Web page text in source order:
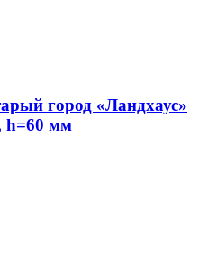
город «Ландхаус»
h=60 мм